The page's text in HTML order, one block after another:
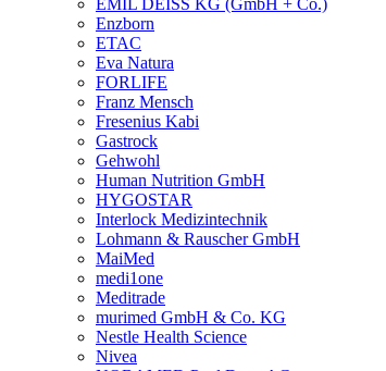
EMIL DEISS KG (GmbH + Co.)
Enzborn
ETAC
Eva Natura
FORLIFE
Franz Mensch
Fresenius Kabi
Gastrock
Gehwohl
Human Nutrition GmbH
HYGOSTAR
Interlock Medizintechnik
Lohmann & Rauscher GmbH
MaiMed
medi1one
Meditrade
murimed GmbH & Co. KG
Nestle Health Science
Nivea